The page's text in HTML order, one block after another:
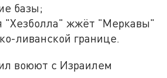
базы;
"Хезболла" жжёт "Меркавы"
ливанской границе.
воюют с Израилем